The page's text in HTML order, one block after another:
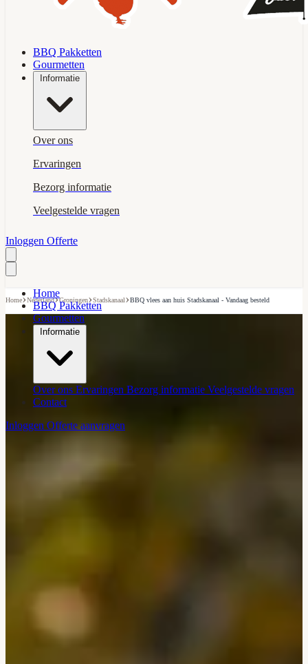
BBQ Pakketten
Gourmetten
Informatie
Over ons
Ervaringen
Bezorg informatie
Veelgestelde vragen
Inloggen Offerte
Home
BBQ Pakketten
Gourmetten
Informatie
Over ons Ervaringen Bezorg informatie Veelgestelde vragen
Contact
Inloggen Offerte aanvragen
Home›Nederland›Groningen›Stadskanaal›BBQ vlees aan huis Stadskanaal - Vandaag besteld